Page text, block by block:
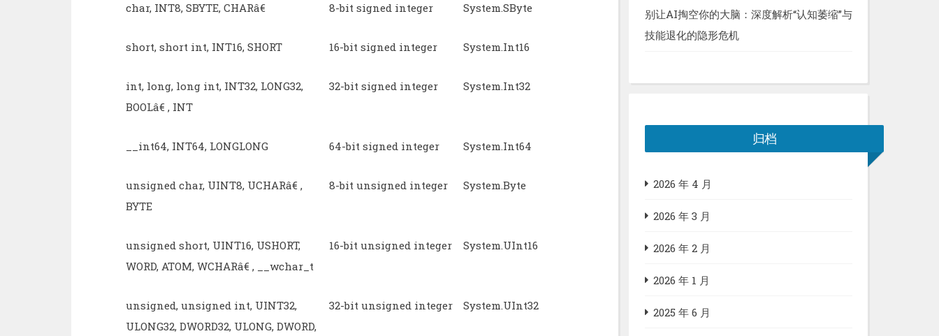
char, INT8, SBYTE, CHARâ€ 8-bit signed integer System.SByte
short, short int, INT16, SHORT 16-bit signed integer System.Int16
int, long, long int, INT32, LONG32,
BOOLâ€ , INT
32-bit signed integer System.Int32
__int64, INT64, LONGLONG 64-bit signed integer System.Int64
unsigned char, UINT8, UCHARâ€ ,
BYTE
8-bit unsigned integer System.Byte
unsigned short, UINT16, USHORT,
WORD, ATOM, WCHARâ€ , __wchar_t
16-bit unsigned integer System.UInt16
unsigned, unsigned int, UINT32,
ULONG32, DWORD32, ULONG, DWORD,
32-bit unsigned integer System.UInt32
别让AI掏空你的大脑：深度解析“认知萎缩”与
技能退化的隐形危机
归档
2026 年 4 月
2026 年 3 月
2026 年 2 月
2026 年 1 月
2025 年 6 月